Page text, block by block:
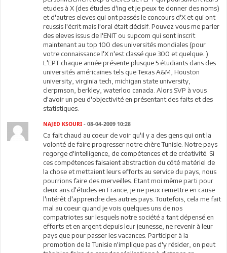
etudes à X (des études d'ing et je peux te donner des noms)
et d'autres eleves qui ont passés le concours d'X et qui ont
reussis l'écrit mais l'oral était décisif. Pouvez vous me parler
des eleves issus de l'ENIT ou supcom qui sont inscrit
maintenant au top 100 des universités mondiales (pour
votre connaissance l'X n'est classé que 300 et quelque..).
L'EPT chaque année présente plusque 5 étudiants dans des
universités américaines tels que Texas A&M, Houston
university, virginia tech, michigan state university,
clerpmson, berkley, waterloo canada. Alors SVP à vous
d'avoir un peu d'objectivité en présentant des faits et des
statistiques.
NAJED KSOURI - 08-04-2009 10:28
Ca fait chaud au coeur de voir qu'il y a des gens qui ont la
volonté de faire progresser notre chère Tunisie. Notre pays
regorge d'intelligence, de compétences et de créativité. Si
ces compétences faisaient abstraction du côté matériel de
la chose et mettaient leurs efforts au service du pays, nous
pourrions faire des merveilles. Etant moi même parti pour
deux ans d'études en France, je ne peux remettre en cause
l'intérêt d'apprendre des autres pays. Toutefois, cela me fait
mal au coeur quand je vois quelques uns de nos
compatriotes sur lesquels notre société a tant dépensé en
efforts et en argent depuis leur jeunesse, ne revenir à leur
pays que pour passer les vacances. Participer à la
promotion de la Tunisie n'implique pas d'y résider, on peut